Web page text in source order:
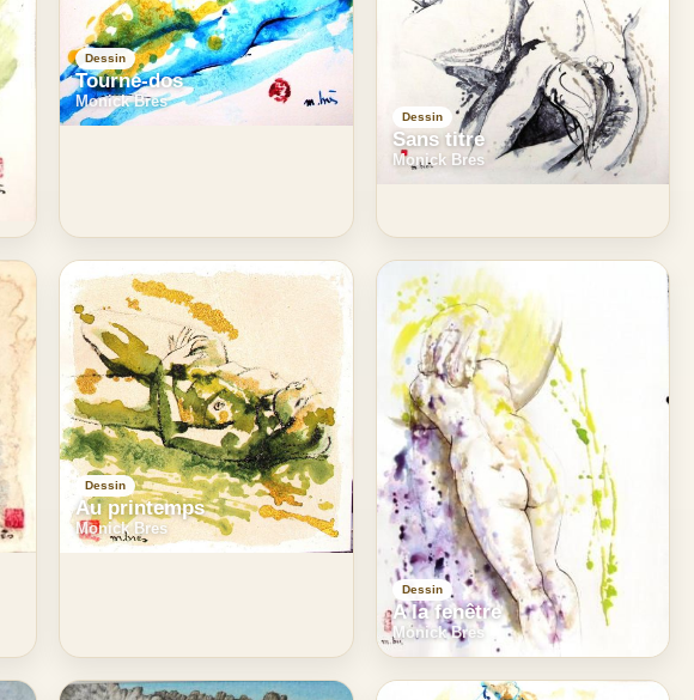
Dessin
Tourne-dos
Monick Bres
Dessin
Sans titre
Monick Bres
Dessin
Au printemps
Monick Bres
Dessin
A la fenêtre
Monick Bres